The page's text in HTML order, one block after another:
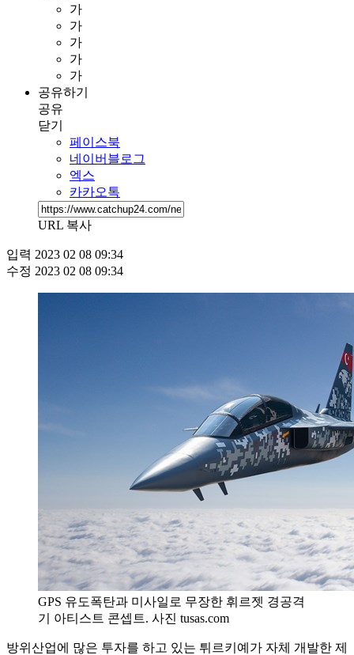
가
가
가
가
가
공유하기
공유
닫기
페이스북
네이버블로그
엑스
카카오톡
URL 복사
입력 2023 02 08 09:34
수정 2023 02 08 09:34
GPS 유도폭탄과 미사일로 무장한 휘르젯 경공격
기 아티스트 콘셉트. 사진 tusas.com
방위산업에 많은 투자를 하고 있는 튀르키예가 자체 개발한 제